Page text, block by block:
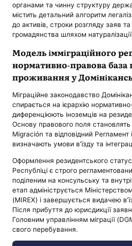
органами та чинну структуру
містить детальний алгоритм
до активів, строки розгляду заяв
громадянства шляхом
Модель імміграційного
нормативно-правова база
проживання у
Міграційне законодавство
спирається на ієрархію
диференціюють іноземців на
Основу правового поля
Migración та відповідний Регламент
визначають умови в’їзду та
Оформлення резидентського
Республіці є строго
поділеним на консульську та
етап адмініструється
(MIREX) і завершується видачею
Після прибуття до юрисдикції
Головним управлінням міграції
свого перебування.